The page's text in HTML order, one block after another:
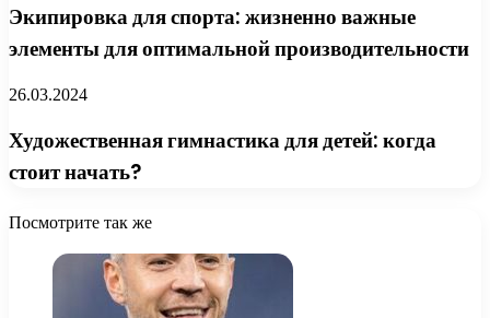
Экипировка для спорта: жизненно важные
элементы для оптимальной производительности
26.03.2024
Художественная гимнастика для детей: когда
стоит начать?
Посмотрите так же